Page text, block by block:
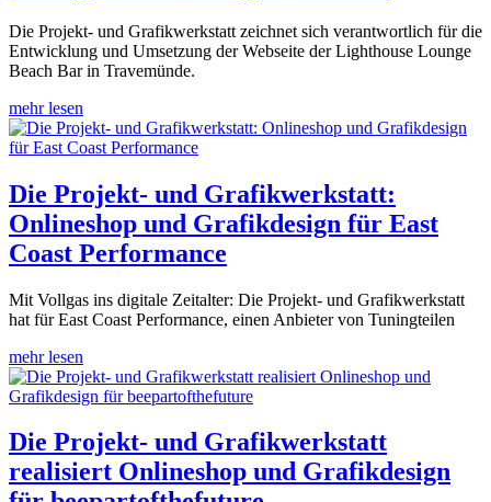
Die Projekt- und Grafikwerkstatt zeichnet sich verantwortlich für die
Entwicklung und Umsetzung der Webseite der Lighthouse Lounge
Beach Bar in Travemünde.
mehr lesen
Die Projekt- und Grafikwerkstatt:
Onlineshop und Grafikdesign für East
Coast Performance
Mit Vollgas ins digitale Zeitalter: Die Projekt- und Grafikwerkstatt
hat für East Coast Performance, einen Anbieter von Tuningteilen
mehr lesen
Die Projekt- und Grafikwerkstatt
realisiert Onlineshop und Grafikdesign